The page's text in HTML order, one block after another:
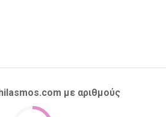
με αριθμούς